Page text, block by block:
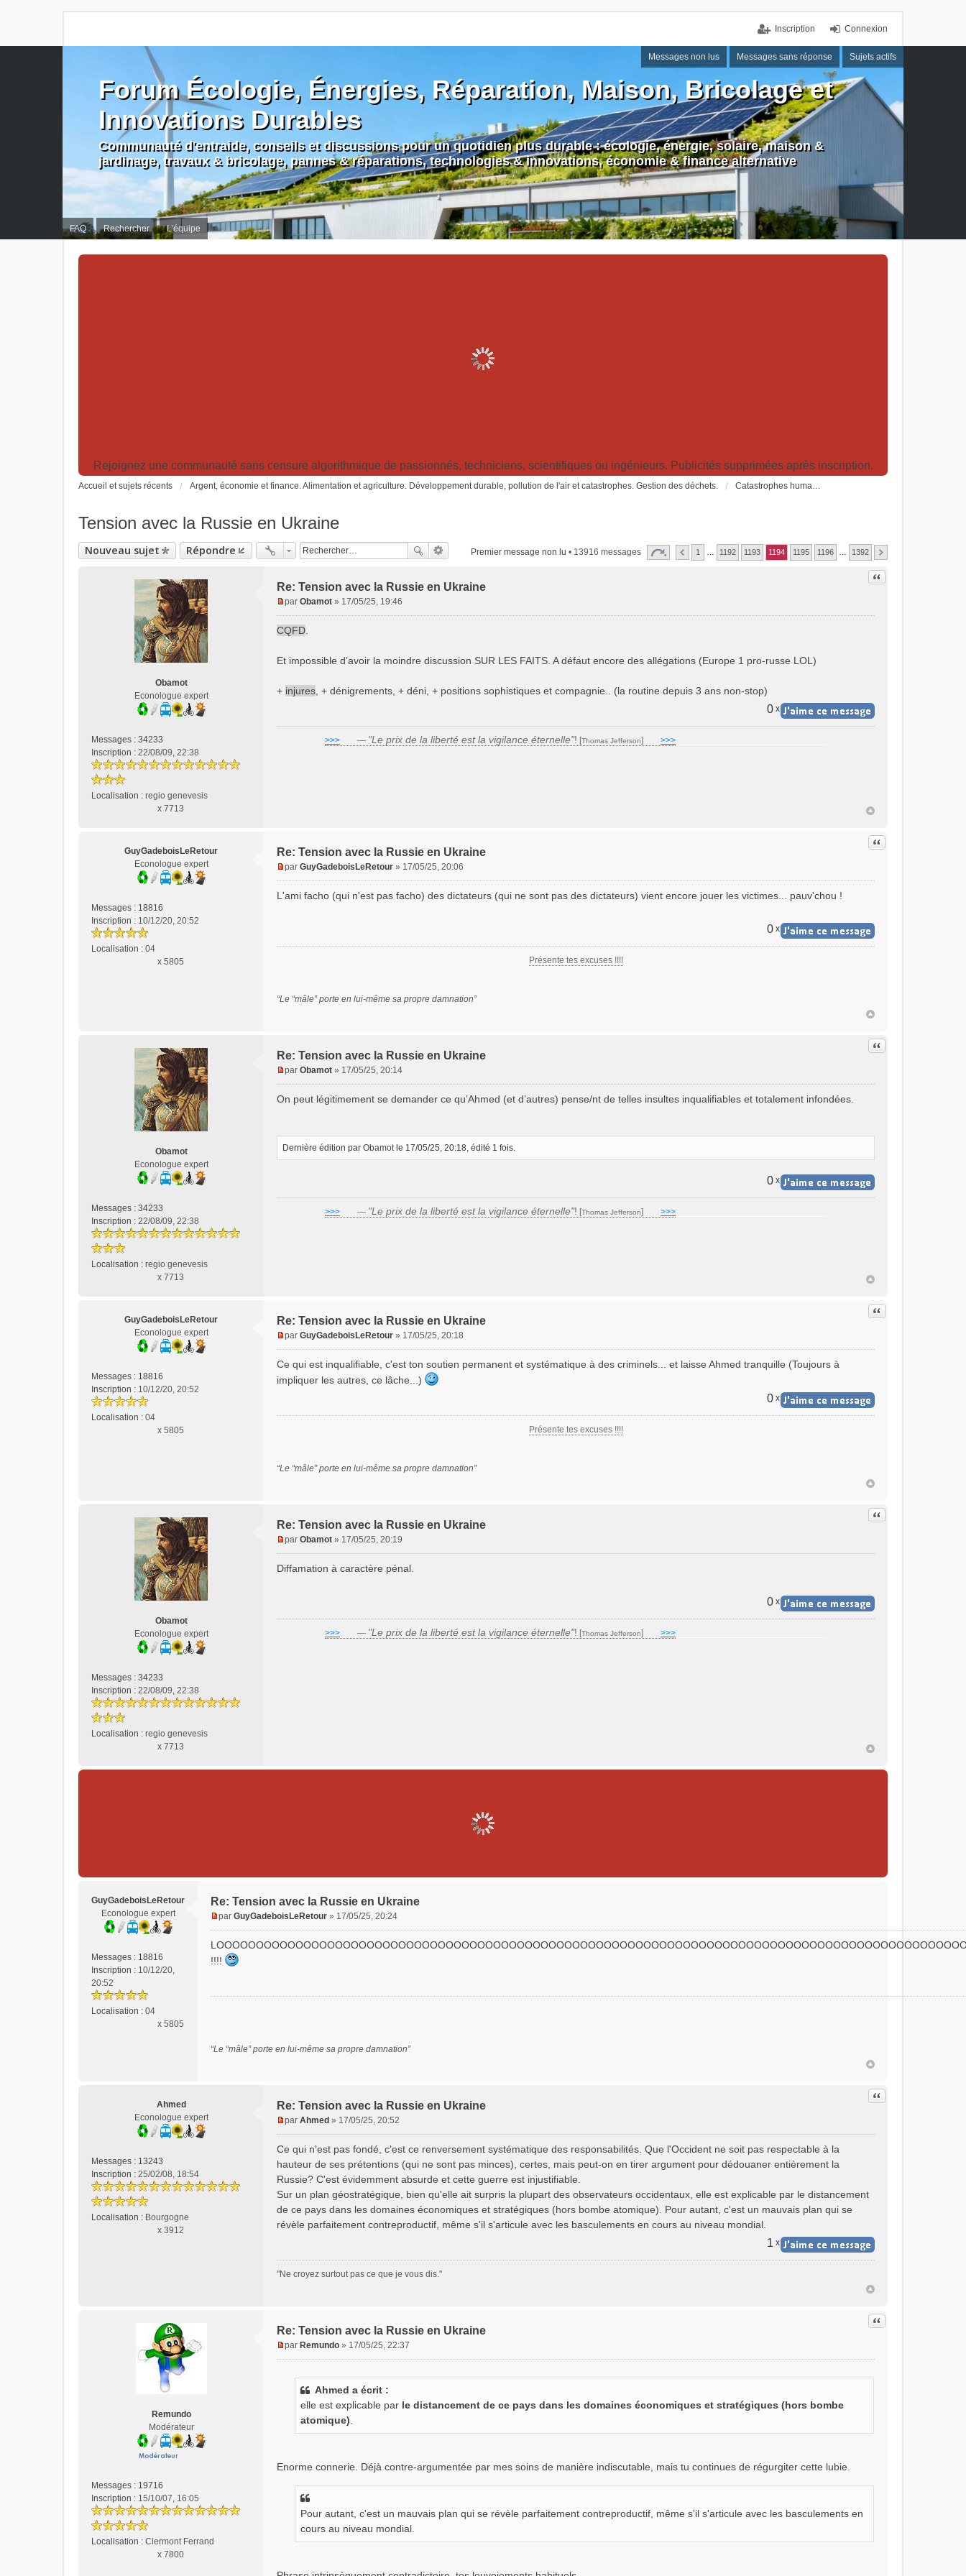
Connexion
Inscription
Messages non lus Messages sans réponse Sujets actifs
FAQ Rechercher L’équipe
Forum Écologie, Énergies, Réparation, Maison, Bricolage et
Innovations Durables
Communauté d'entraide, conseils et discussions pour un quotidien plus durable : écologie, énergie, solaire, maison &
jardinage, travaux & bricolage, pannes & réparations, technologies & innovations, économie & finance alternative
Rejoignez une communauté sans censure algorithmique de passionnés, techniciens, scientifiques ou ingénieurs. Publicités supprimées après inscription.
Accueil et sujets récents Argent, économie et finance. Alimentation et agriculture. Développement durable, pollution de l'air et catastrophes. Gestion des déchets. Catastrophes humanitaires, naturelles, climatiques et industrielles
Tension avec la Russie en Ukraine
Nouveau sujet Répondre Premier message non lu • 13916 messages 1 1192 1193 1194 1195 1196 1392
Obamot
Econologue expert
Messages : 34233
Inscription : 22/08/09, 22:38
Localisation : regio genevesis
x 7713
Re: Tension avec la Russie en Ukraine
Citer
e
s
a
e
n
par Obamot » 17/05/25, 19:46
CQFD
Et impossible d’avoir la moindre discussion SUR LES FAITS. A défaut encore des allégations (Europe 1 pro-russe LOL)
+ injures , + dénigrements, + déni, + positions sophistiques et compagnie.. (la routine depuis 3 ans non-stop)
0 x
>>> — "Le prix de la liberté est la vigilance éternelle"! [Thomas Jefferson] >>>
GuyGadeboisLeRetour
Econologue expert
Messages : 18816
Inscription : 10/12/20, 20:52
Localisation : 04
x 5805
Re: Tension avec la Russie en Ukraine
Citer
s
par GuyGadeboisLeRetour » 17/05/25, 20:06
L'ami facho (qui n'est pas facho) des dictateurs (qui ne sont pas des dictateurs) vient encore jouer les victimes... pauv'chou !
0 x
Présente tes excuses !!!!
“Le “mâle” porte en lui-même sa propre damnation”
Obamot
Econologue expert
Messages : 34233
Inscription : 22/08/09, 22:38
Localisation : regio genevesis
x 7713
Re: Tension avec la Russie en Ukraine
Citer
s
g
e
n
par Obamot » 17/05/25, 20:14
On peut légitimement se demander ce qu’Ahmed (et d’autres) pense/nt de telles insultes inqualifiables et totalement infondées.
Dernière édition par Obamotle 17/05/25, 20:18, édité 1 fois.
0 x
>>> — "Le prix de la liberté est la vigilance éternelle"! [Thomas Jefferson] >>>
GuyGadeboisLeRetour
Econologue expert
Messages : 18816
Inscription : 10/12/20, 20:52
Localisation : 04
x 5805
Re: Tension avec la Russie en Ukraine
Citer
s
s
l
par GuyGadeboisLeRetour » 17/05/25, 20:18
Ce qui est inqualifiable, c'est ton soutien permanent et systématique à des criminels... et laisse Ahmed tranquille (Toujours à
impliquer les autres, ce lâche...)
0 x
Présente tes excuses !!!!
“Le “mâle” porte en lui-même sa propre damnation”
Obamot
Econologue expert
Messages : 34233
Inscription : 22/08/09, 22:38
Localisation : regio genevesis
x 7713
Re: Tension avec la Russie en Ukraine
Citer
s
par Obamot » 17/05/25, 20:19
Diffamation à caractère pénal.
0 x
>>> — "Le prix de la liberté est la vigilance éternelle"! [Thomas Jefferson] >>>
GuyGadeboisLeRetour
Econologue expert
Messages : 18816
Inscription : 10/12/20,
20:52
Localisation : 04
x 5805
Re: Tension avec la Russie en Ukraine
s
s
l
par GuyGadeboisLeRetour » 17/05/25, 20:24
!!!!
“Le “mâle” porte en lui-même sa propre damnation”
Ahmed
Econologue expert
Messages : 13243
Inscription : 25/02/08, 18:54
Localisation : Bourgogne
x 3912
Re: Tension avec la Russie en Ukraine
Citer
s
s
a
g
e
l
u
par Ahmed » 17/05/25, 20:52
Ce qui n'est pas fondé, c'est ce renversement systématique des responsabilités. Que l'Occident ne soit pas respectable à la
hauteur de ses prétentions (qui ne sont pas minces), certes, mais peut-on en tirer argument pour dédouaner entièrement la
Russie? C'est évidemment absurde et cette guerre est injustifiable.
Sur un plan géostratégique, bien qu'elle ait surpris la plupart des observateurs occidentaux, elle est explicable par le distancement
de ce pays dans les domaines économiques et stratégiques (hors bombe atomique). Pour autant, c'est un mauvais plan qui se
révèle parfaitement contreproductif, même s'il s'articule avec les basculements en cours au niveau mondial.
1 x
"Ne croyez surtout pas ce que je vous dis."
Remundo
Modérateur
Messages : 19716
Inscription : 15/10/07, 16:05
Localisation : Clermont Ferrand
x 7800
Re: Tension avec la Russie en Ukraine
Citer
n
par Remundo » 17/05/25, 22:37
Ahmed a écrit :
elle est explicable par le distancement de ce pays dans les domaines économiques et stratégiques (hors bombe
atomique)
Enorme connerie. Déjà contre-argumentée par mes soins de manière indiscutable, mais tu continues de régurgiter cette lubie.
Pour autant, c'est un mauvais plan qui se révèle parfaitement contreproductif, même s'il s'articule avec les basculements en
cours au niveau mondial.